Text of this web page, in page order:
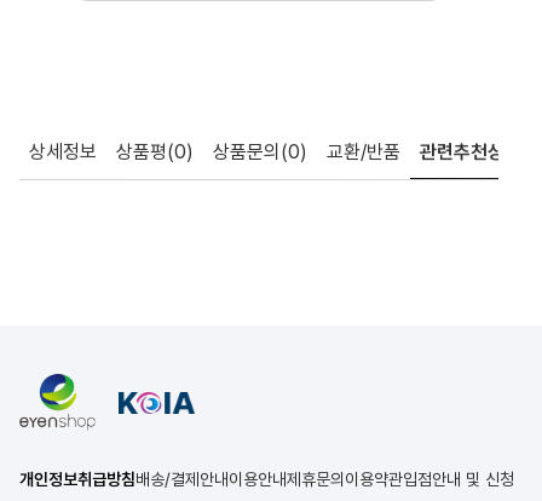
상세정보 상품평(0) 상품문의 (0) 교환/반품 관련추천상품
개인정보취급방침배송/결제안내이용안내제휴문의 이용약관입점안내 및 신청